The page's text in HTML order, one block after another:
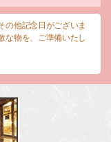
の他記念日がございま
な物を、ご準備いたし